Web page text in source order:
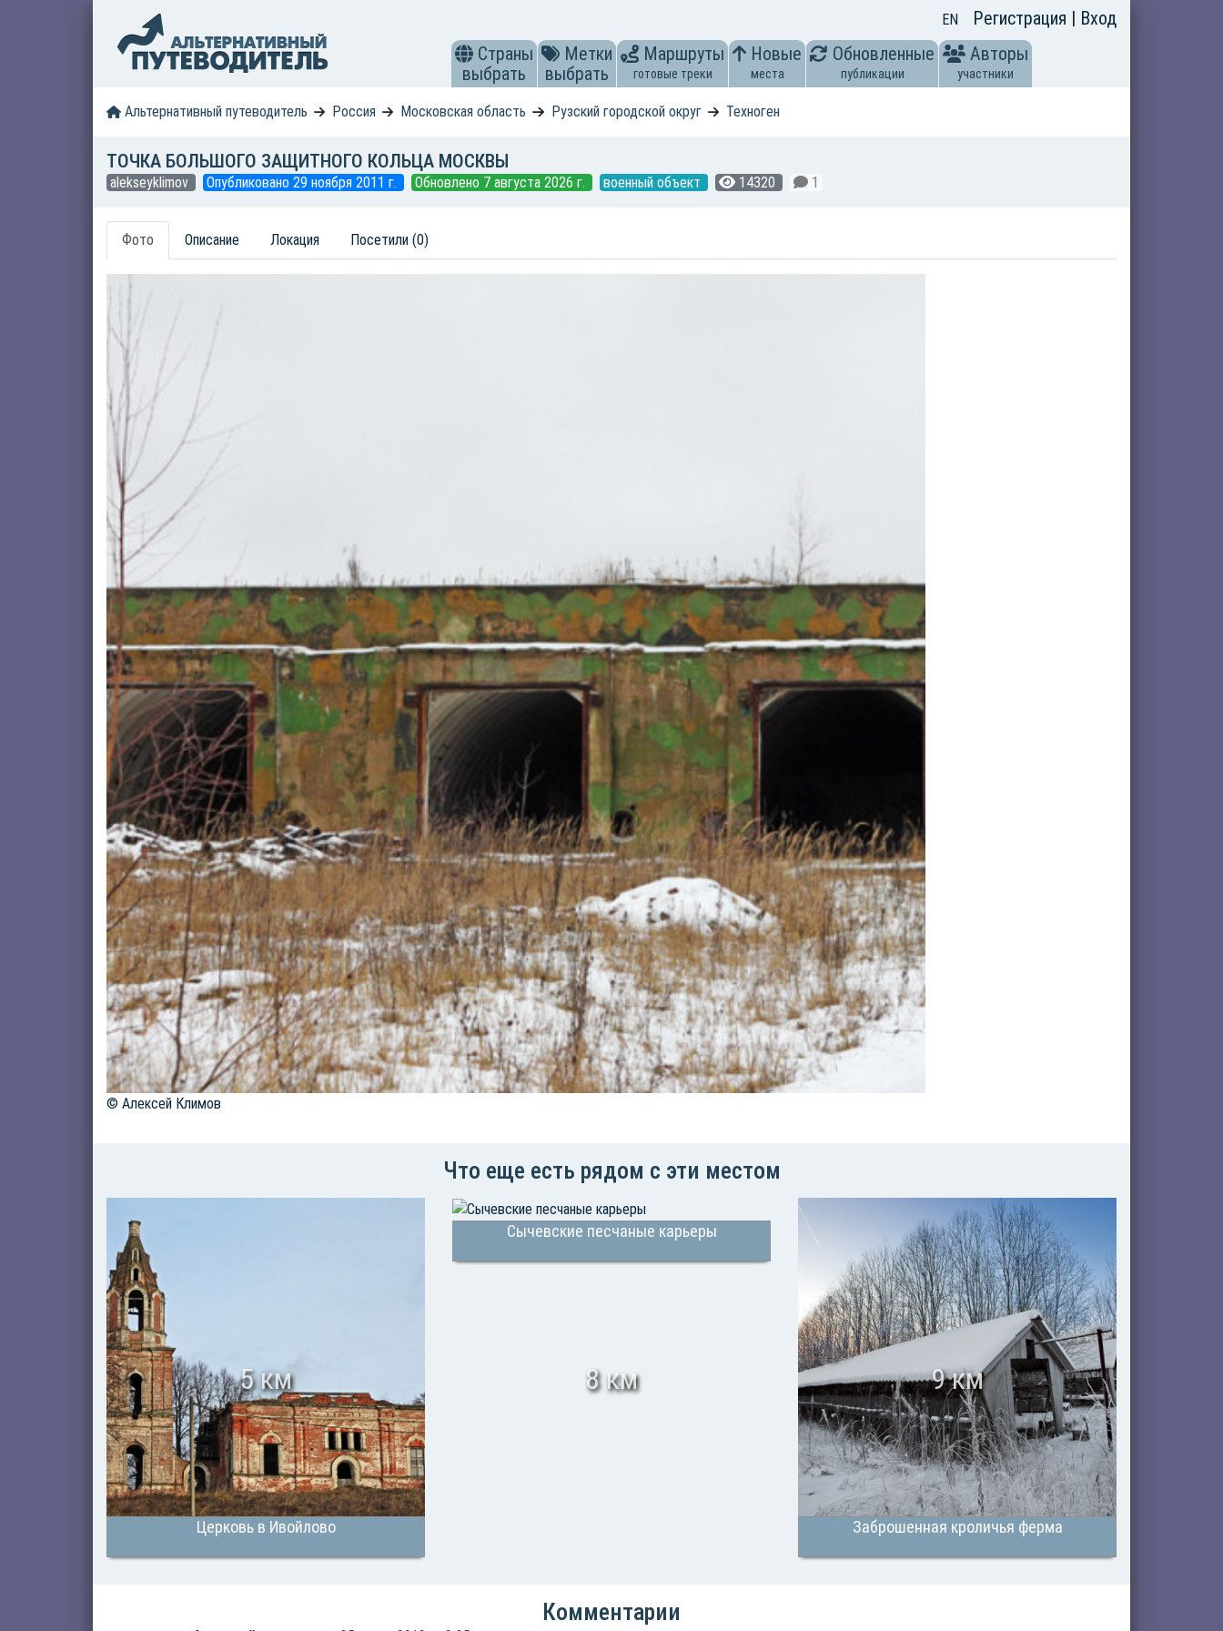
EN Регистрация | Вход
Страны
выбрать
Метки
выбрать
Маршруты
готовые треки
Новые
места
Обновленные
публикации
Авторы
участники
Альтернативный путеводитель Россия Московская область Рузский городской округ Техноген
ТОЧКА БОЛЬШОГО ЗАЩИТНОГО КОЛЬЦА МОСКВЫ
alekseyklimov Опубликовано 29 ноября 2011 г. Обновлено 7 августа 2026 г. военный объект 14320 1
Фото Описание Локация Посетили (0)
© Алексей Климов
Что еще есть рядом с эти местом
Церковь в Ивойлово
5 км
Сычевские песчаные карьеры
8 км
Заброшенная кроличья ферма
9 км
Комментарии